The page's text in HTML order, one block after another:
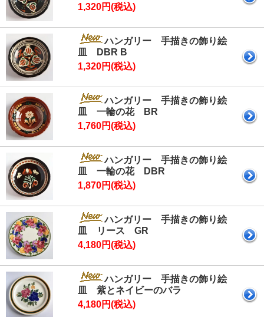
1,320円(税込)
ハンガリー 手描きの飾り絵
皿 DBR B
1,320円(税込)
ハンガリー 手描きの飾り絵
皿 一輪の花 BR
1,760円(税込)
ハンガリー 手描きの飾り絵
皿 一輪の花 DBR
1,870円(税込)
ハンガリー 手描きの飾り絵
皿 リース GR
4,180円(税込)
ハンガリー 手描きの飾り絵
皿 紫とネイビーのバラ
4,180円(税込)